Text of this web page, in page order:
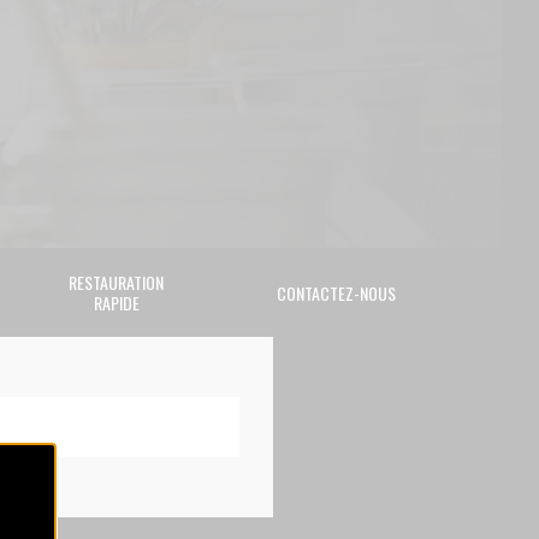
RESTAURATION
RAPIDE
CONTACTEZ-NOUS